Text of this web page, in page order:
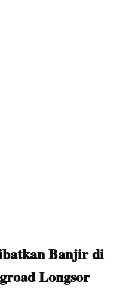
Banjir di
Longsor